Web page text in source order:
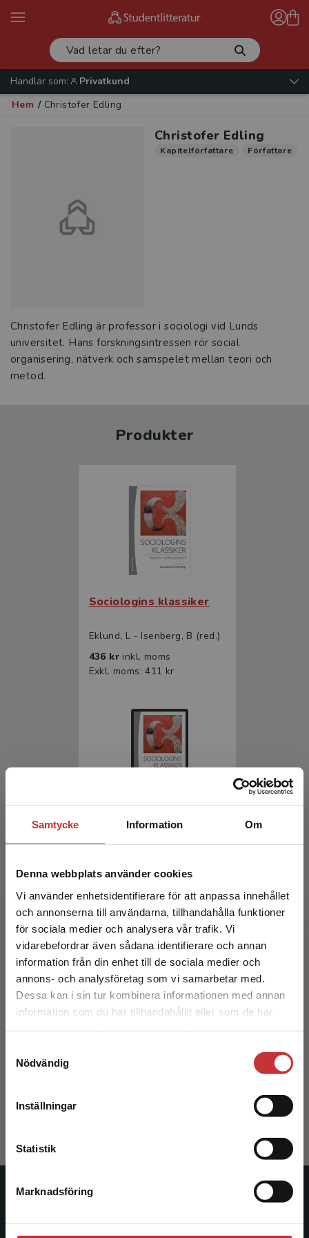
Samtycke Information Om
Denna webbplats använder cookies
Vi använder enhetsidentifierare för att anpassa innehållet
och annonserna till användarna, tillhandahålla funktioner
för sociala medier och analysera vår trafik. Vi
vidarebefordrar även sådana identifierare och annan
information från din enhet till de sociala medier och
annons- och analysföretag som vi samarbetar med.
Dessa kan i sin tur kombinera informationen med annan
information som du har tillhandahållit eller som de har
Nödvändig
Inställningar
Statistik
Marknadsföring
Begränsad fraktregion
Det verkar som att du besöker
studentlitteratur.se via en enhet utanför Sverige.
Vi erbjuder inte leveranser utanför Sverige. För
att kunna slutföra ett köp måste
Handlar som:
Privatkund
Hem / Christofer Edling
Christofer Edling
Kapitelförfattare Författare
Christofer Edling är professor i sociologi vid Lunds
universitet. Hans forskningsintressen rör social
organisering, nätverk och samspelet mellan teori och
metod.
Produkter
Sociologins klassiker
Eklund, L - Isenberg, B (red.)
436 kr inkl. moms
Exkl. moms: 411 kr
Sociologins klassiker
261 krinkl. moms
Exkl. moms: 246 kr
Studentlitteratur
Studentlitteratur grundades 1963 och är idag Sveriges